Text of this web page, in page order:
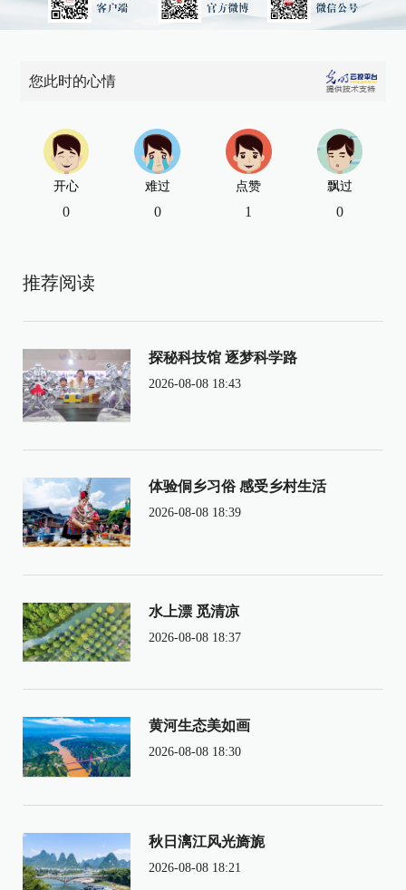
您此时的心情
开心
0
难过
0
点赞
1
飘过
0
推荐阅读
探秘科技馆 逐梦科学路
2026-08-08 18:43
体验侗乡习俗 感受乡村生活
2026-08-08 18:39
水上漂 觅清凉
2026-08-08 18:37
黄河生态美如画
2026-08-08 18:30
秋日漓江风光旖旎
2026-08-08 18:21